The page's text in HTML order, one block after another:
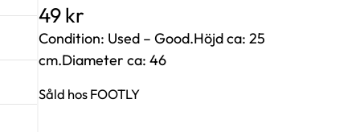
49kr
Condition: Used – Good.Höjd ca: 25
cm.Diameter ca: 46
Såld hos FOOTLY